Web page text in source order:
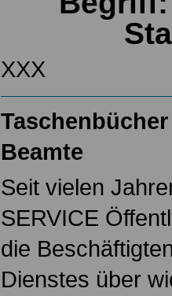
XXX
Beamte
Seit vielen
SERVICE
die
Dienstes über